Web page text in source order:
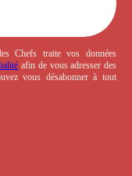
Chefs traite vos données
afin de vous adresser des
vous désabonner à tout